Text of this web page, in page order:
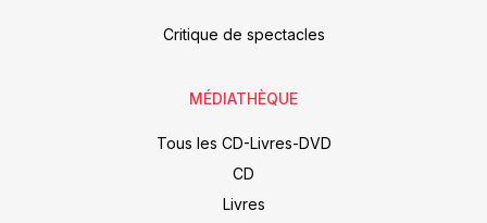
Critique de spectacles
MÉDIATHÈQUE
Tous les CD-Livres-DVD
CD
Livres